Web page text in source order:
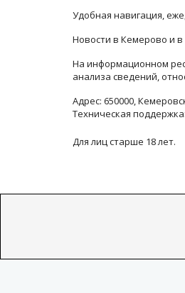
Удобная навигация,
Новости в Кемерово и
На информационном
анализа сведений,
Адрес: 650000,
Техническая
Для лиц старше 18 лет.